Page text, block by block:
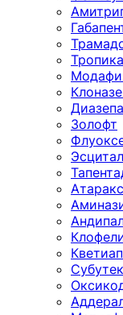
Золофт
Атаракс